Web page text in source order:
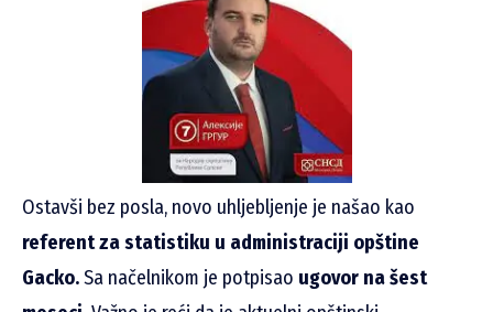
Ostavši bez posla, novo uhljebljenje je našao kao
referent za statistiku u administraciji opštine
Gacko.Sa načelnikom je potpisao ugovor na šest